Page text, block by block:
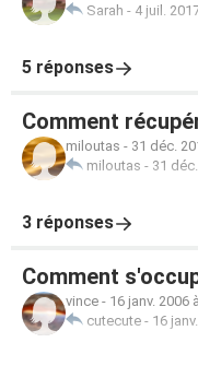
Sarah - 4 juil.
5 réponses
Comment
miloutas - 31 déc.
miloutas - 31
3 réponses
Comment
vince - 16 janv. 2006
cutecute - 16